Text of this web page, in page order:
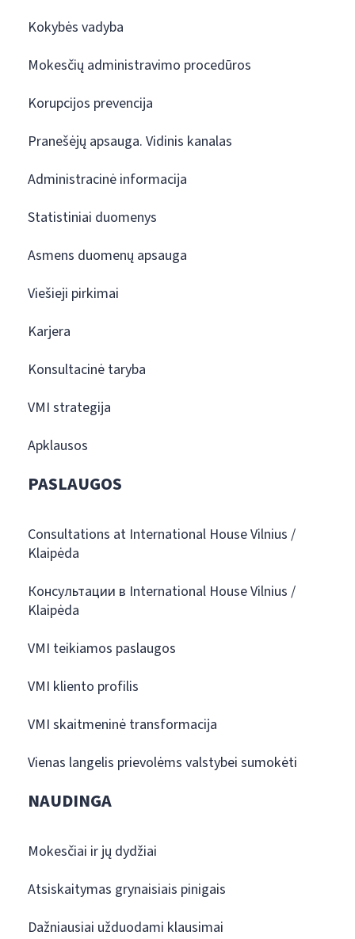
Kokybės vadyba
Mokesčių administravimo procedūros
Korupcijos prevencija
Pranešėjų apsauga. Vidinis kanalas
Administracinė informacija
Statistiniai duomenys
Asmens duomenų apsauga
Viešieji pirkimai
Karjera
Konsultacinė taryba
VMI strategija
Apklausos
PASLAUGOS
Consultations at International House Vilnius /
Klaipėda
Консультации в International House Vilnius /
Klaipėda
VMI teikiamos paslaugos
VMI kliento profilis
VMI skaitmeninė transformacija
Vienas langelis prievolėms valstybei sumokėti
NAUDINGA
Mokesčiai ir jų dydžiai
Atsiskaitymas grynaisiais pinigais
Dažniausiai užduodami klausimai